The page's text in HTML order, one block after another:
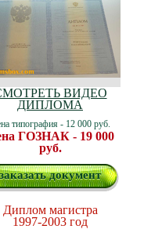
ВИДЕО
ДИПЛОМА
типография - 12 000 руб.
ГОЗНАК - 19 000
руб.
заказать документ
Диплом магистра
1997-2003 год